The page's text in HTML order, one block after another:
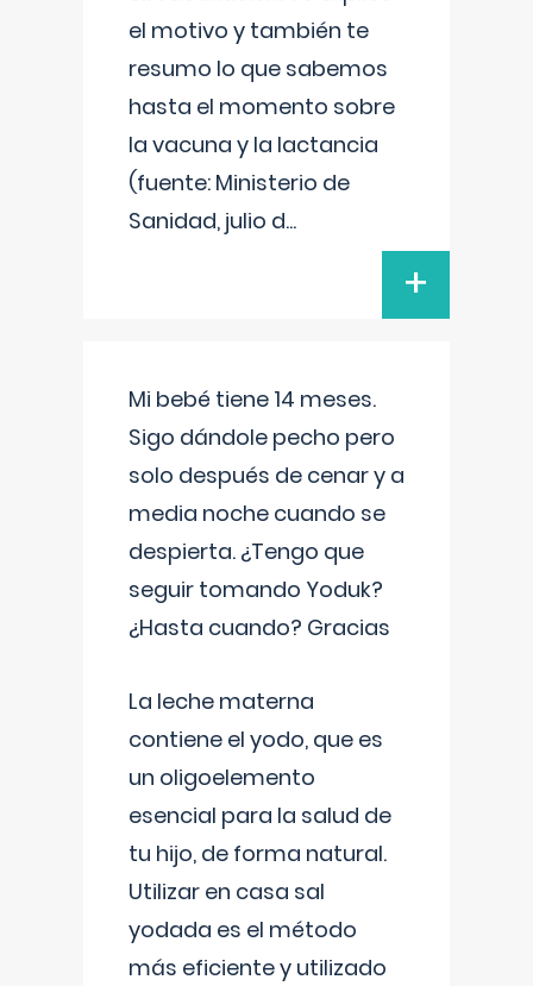
el motivo y también te
resumo lo que sabemos
hasta el momento sobre
la vacuna y la lactancia
(fuente: Ministerio de
Sanidad, julio d...
+
Mi bebé tiene 14 meses.
Sigo dándole pecho pero
solo después de cenar y a
media noche cuando se
despierta. ¿Tengo que
seguir tomando Yoduk?
¿Hasta cuando? Gracias
La leche materna
contiene el yodo, que es
un oligoelemento
esencial para la salud de
tu hijo, de forma natural.
Utilizar en casa sal
yodada es el método
más eficiente y utilizado